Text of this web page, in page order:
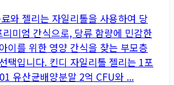
와 젤리는 자일리톨을 사용하여 당
미엄 간식으로, 당류 함량에 민감한
이를 위한 영양 간식을 찾는 부모층
택입니다. 킨디 자일리톨 젤리는 1포
유산균배양분말 2억 CFU와 ...